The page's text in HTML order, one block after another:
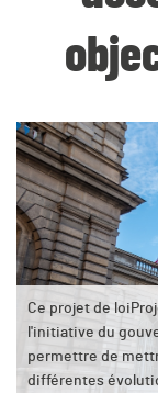
Ce projet de
l'initiative du
permettre de
différentes